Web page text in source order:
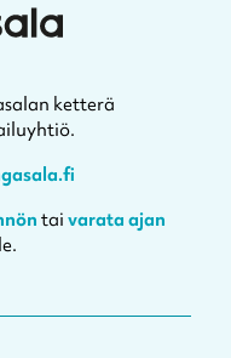
ketterä
taivarata ajan